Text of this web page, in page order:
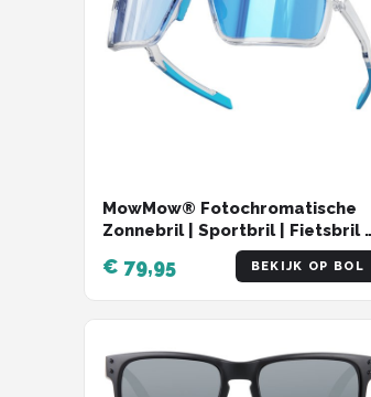
MowMow® Fotochromatische
Zonnebril | Sportbril | Fietsbril |
Wintersport | LuxaLens |
SuperHero-005
€ 79,95 BEKIJK OP BOL